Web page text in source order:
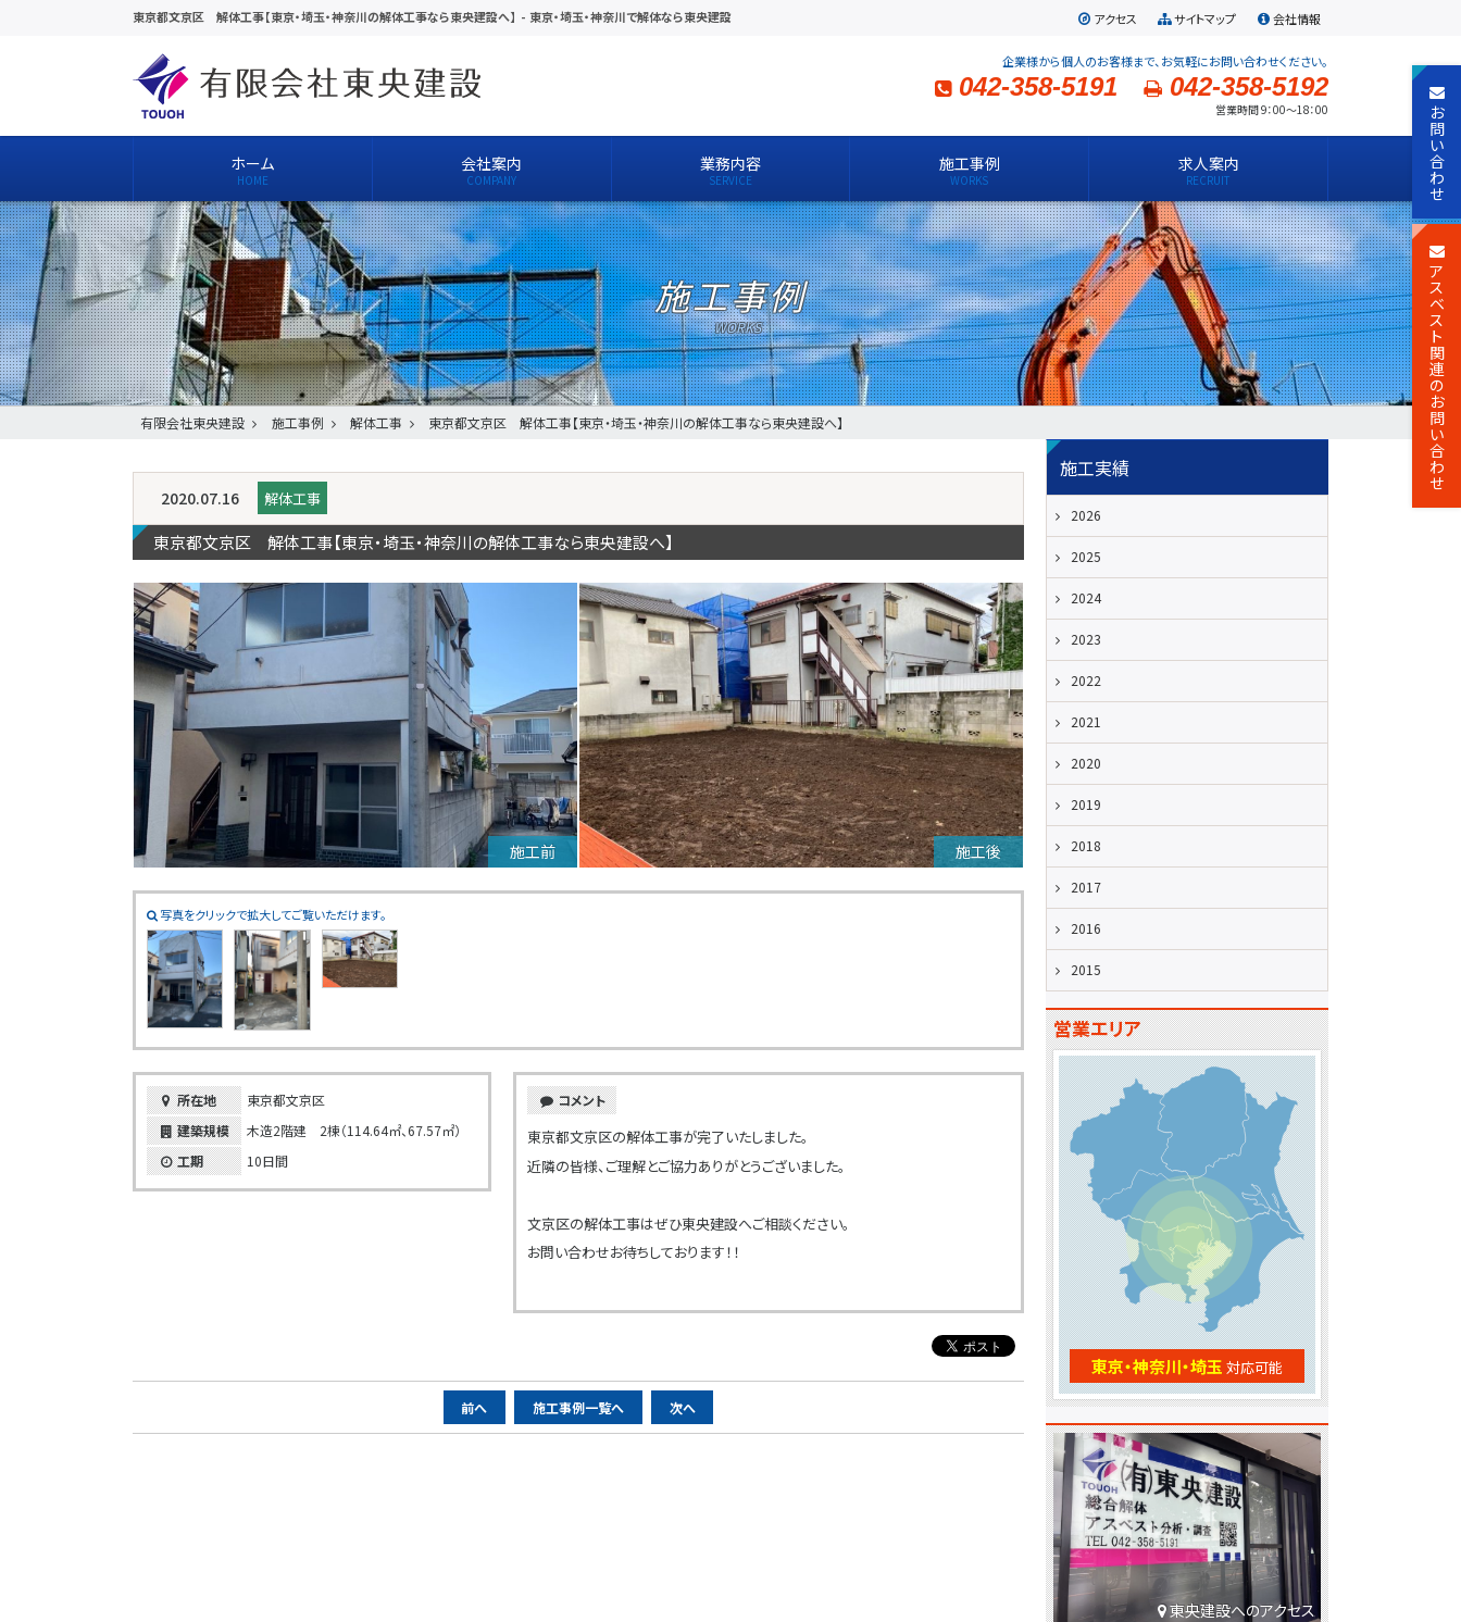
東京都文京区 解体工事【東京・埼玉・神奈川の解体工事なら東央建設へ】 - 東京・埼玉・神奈川で解体なら東央建設 アクセス サイトマップ 会社情報
企業様から個人のお客様まで、お気軽にお問い合わせください。
042-358-5191 042-358-5192
営業時間 9：00～18：00
ホーム 会社案内 業務内容 施工事例 求人案内
施工事例
有限会社東央建設 施工事例 解体工事 東京都文京区 解体工事【東京・埼玉・神奈川の解体工事なら東央建設へ】
2020.07.16 解体工事
東京都文京区 解体工事【東京・埼玉・神奈川の解体工事なら東央建設へ】
施工前 施工後
写真をクリックで拡大してご覧いただけます。
所在地
東京都文京区
建築規模
木造2階建 2棟（114.64㎡、67.57㎡）
工期
10日間
コメント
東京都文京区の解体工事が完了いたしました。
近隣の皆様、ご理解とご協力ありがとうございました。
文京区の解体工事はぜひ東央建設へご相談ください。
お問い合わせお待ちしております！！
ー
前へ 施工事例一覧へ 次へ
施工実績
2026
2025
2024
2023
2022
2021
2020
2019
2018
2017
2016
2015
営業エリア
東京・神奈川・埼玉 対応可能
東央建設へのアクセス
お
問
い
合
わ
せ
ア
ス
ベ
ス
ト
関
連
の
お
問
い
合
わ
せ